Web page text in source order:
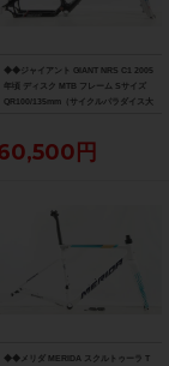
◆◆ジャイアント GIANT NRS C1 2005
年頃 ディスク MTB フレーム Sサイズ
QR100/135mm（サイクルパラダイス大
円
◆◆メリダ MERIDA スクルトゥーラ T